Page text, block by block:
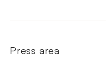
Press area